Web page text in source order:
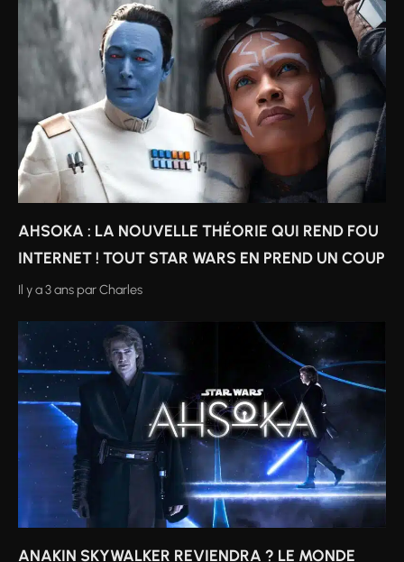
AHSOKA : LA NOUVELLE THÉORIE QUI REND FOU
INTERNET ! TOUT STAR WARS EN PREND UN COUP
Il y a 3 ans parCharles
ANAKIN SKYWALKER REVIENDRA ? LE MONDE